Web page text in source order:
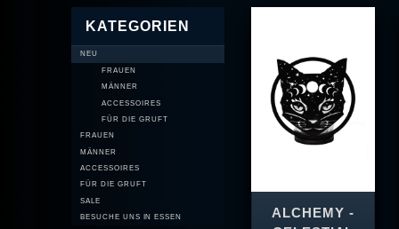
KATEGORIEN
NEU
FRAUEN
MÄNNER
ACCESSOIRES
FÜR DIE GRUFT
FRAUEN
MÄNNER
ACCESSOIRES
FÜR DIE GRUFT
SALE
BESUCHE UNS IN ESSEN
ALCHEMY -